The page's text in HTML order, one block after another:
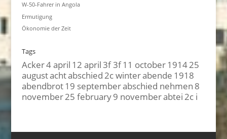
W-50-Fahrer in Angola
Ermutigung
Ökonomie der Zeit
Tags
Acker4 april 12 april3f 3f11 october191425
augustachtabschied2c winterabende 1918
abendbrot19 septemberabschied nehmen 8
november25 february9 novemberabtei2c i